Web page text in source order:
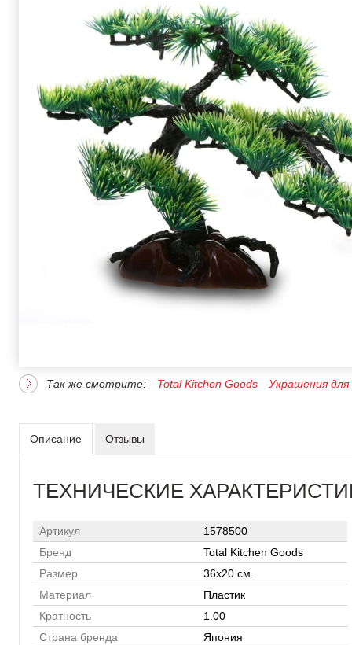
Так же смотрите: Total Kitchen Goods Украшения
Описание Отзывы
ТЕХНИЧЕСКИЕ
Артикул
1578500
Бренд
Total Kitchen Goods
Размер
36x20 см.
Материал
Пластик
Кратность
1.00
Страна бренда
Япония